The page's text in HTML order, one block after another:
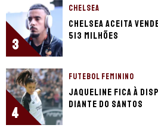
3
CHELSEA
Chelsea aceita
513 milhões
4
FUTEBOL FEMININO
Jaqueline fica à
diante do Santos